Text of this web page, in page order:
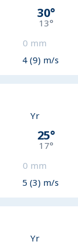
30°
13°
0 mm
4 (9) m/s
Yr
25°
17°
0 mm
5 (3) m/s
Yr